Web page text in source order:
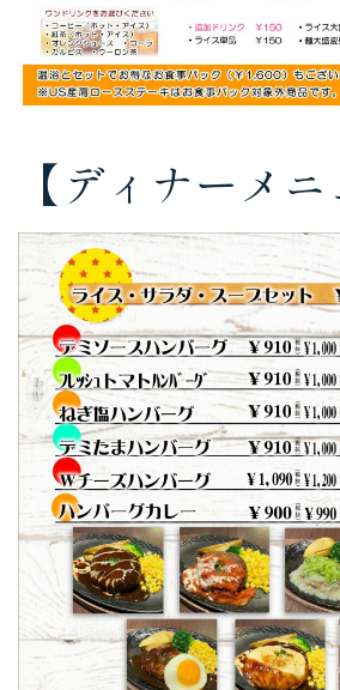
【ディナーメニ